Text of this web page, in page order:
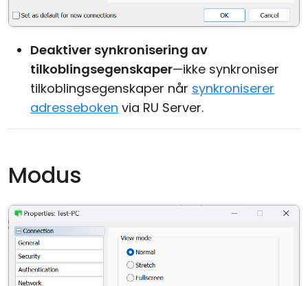
Deaktiver synkronisering av
tilkoblingsegenskaper—ikke synkroniser
tilkoblingsegenskaper når synkroniserer
adresseboken via RU Server.
Modus